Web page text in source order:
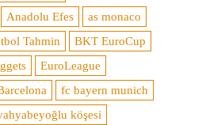
Anadolu Efes
as monaco
Tahmin
BKT EuroCup
EuroLeague
fc bayern munich
köşesi